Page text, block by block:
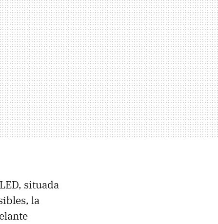
situada
la